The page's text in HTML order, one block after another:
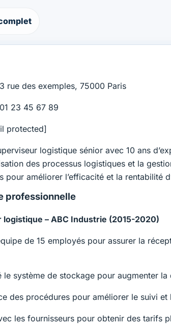
rue des exemples, 75000 Paris
23 45 67 89
protected]
logistique sénior avec 10 ans
des processus logistiques et la
pour améliorer l’efficacité et la rentabilité
professionnelle
logistique – ABC Industrie (2015-2020)
de 15 employés pour assurer la
le système de stockage pour augmenter
des procédures pour améliorer le suivi
les fournisseurs pour obtenir des tarifs